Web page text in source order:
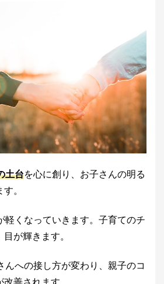
土台を心に創り、お子さんの明る
。
軽くなっていきます。子育てのチ
が輝きます。
んへの接し方が変わり、親子のコ
善されます。